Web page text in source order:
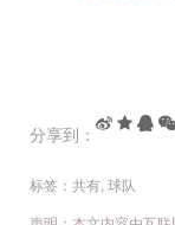
分享到：
标签： 共有 球队